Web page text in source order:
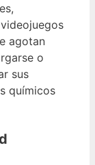
agotan
o
sus
químicos